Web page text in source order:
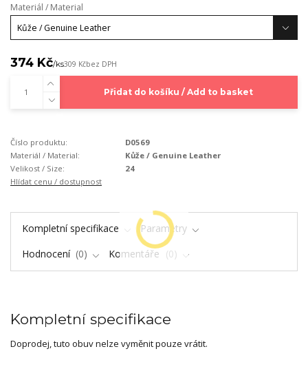
Materiál / Material
374 Kč/ks309 Kčbez DPH
Přidat do košíku / Add to basket
Číslo produktu:
D0569
Materiál / Material:
Kůže / Genuine Leather
Velikost / Size:
24
Hlídat cenu / dostupnost
Kompletní specifikace
Parametry
Hodnocení
0 Komentáře 0
Kompletní specifikace
Doprodej, tuto obuv nelze vyměnit pouze vrátit.